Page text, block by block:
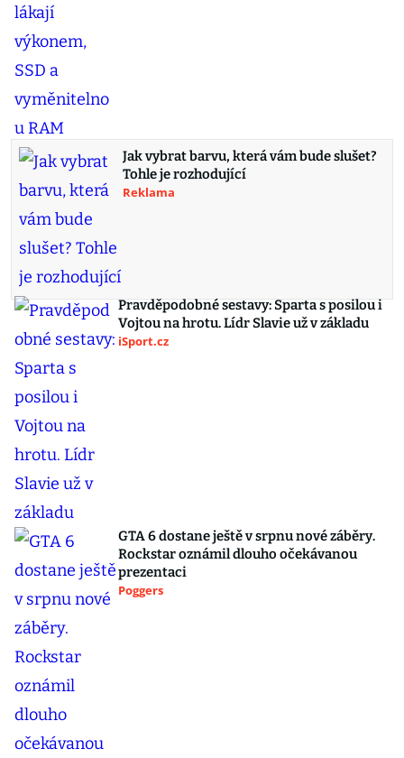
Jak vybrat barvu, která vám bude slušet?
Tohle je rozhodující
Reklama
Pravděpodobné sestavy: Sparta s posilou i
Vojtou na hrotu. Lídr Slavie už v základu
iSport.cz
GTA 6 dostane ještě v srpnu nové záběry.
Rockstar oznámil dlouho očekávanou
prezentaci
Poggers